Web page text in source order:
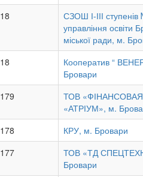
18
СЗОШ І-ІІІ
управління освіти
міської ради, м.
18
Кооператив “
Бровари
179
ТОВ
«АТРІУМ», м.
178 КРУ, м. Бровари
177
ТОВ «ТД
Бровари